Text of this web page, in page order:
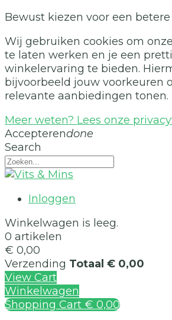
Bewust kiezen voor een
Wij gebruiken cookies om
te laten werken en je een
winkelervaring te bieden.
bijvoorbeeld jouw voorkeuren
relevante aanbiedingen tonen.
Meer weten? Lees onze
Accepterendone
Search
Inloggen
Winkelwagen is leeg.
0 artikelen
€ 0,00
Verzending Totaal € 0,00
View Cart
Winkelwagen
Shopping Cart € 0,00